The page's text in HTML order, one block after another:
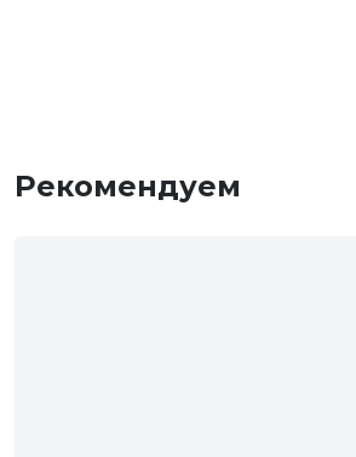
Рекомендуем